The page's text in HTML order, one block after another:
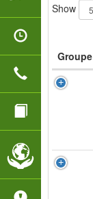
Show
Groupe